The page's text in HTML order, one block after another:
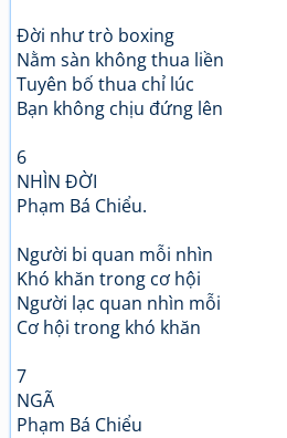
Đời như trò boxing
Nằm sàn không thua liền
Tuyên bố thua chỉ lúc
Bạn không chịu đứng lên
6
NHÌN ĐỜI
Phạm Bá Chiểu.
Người bi quan mỗi nhìn
Khó khăn trong cơ hội
Người lạc quan nhìn mỗi
Cơ hội trong khó khăn
7
NGÃ
Phạm Bá Chiểu